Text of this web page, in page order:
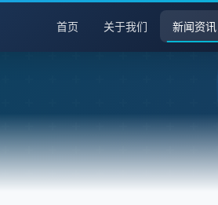
首页 关于我们 新闻资讯